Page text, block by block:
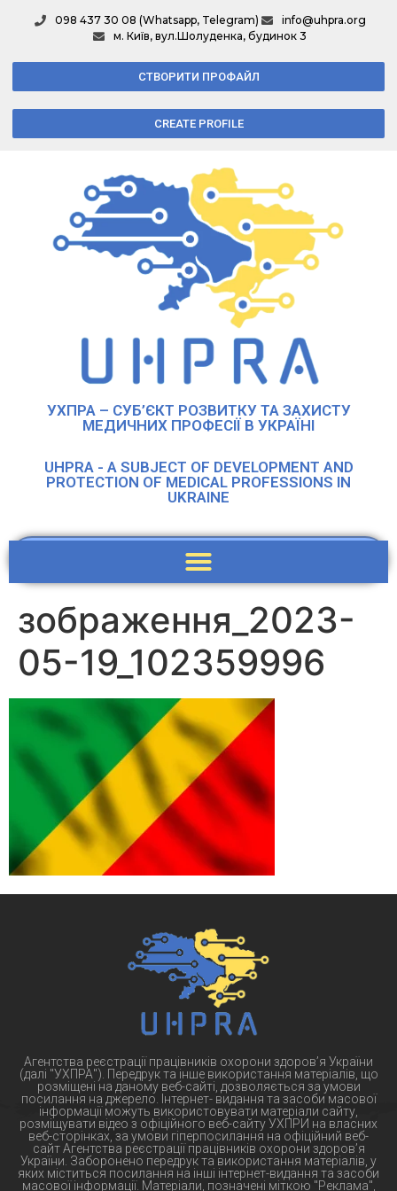
098 437 30 08 (Whatsapp, Telegram)
info@uhpra.org
м. Київ, вул.Шолуденка, будинок 3
СТВОРИТИ ПРОФАЙЛ
CREATE PROFILE
УХПРА – СУБ’ЄКТ РОЗВИТКУ ТА ЗАХИСТУ
МЕДИЧНИХ ПРОФЕСІЇ В УКРАЇНІ
UHPRA - A SUBJECT OF DEVELOPMENT AND
PROTECTION OF MEDICAL PROFESSIONS IN
UKRAINE
зображення_2023-
05-19_102359996
Агентства реєстрації працівників охорони здоров’я України
(далі "УХПРА"). Передрук та інше використання матеріалів, що
розміщені на даному веб-сайті, дозволяється за умови
посилання на джерело. Інтернет- видання та засоби масової
інформації можуть використовувати матеріали сайту,
розміщувати відео з офіційного веб-сайту УХПРИ на власних
веб-сторінках, за умови гіперпосилання на офіційний веб-
сайт Агентства реєстрації працівників охорони здоров’я
України. Заборонено передрук та використання матеріалів, у
яких міститься посилання на інші інтернет-видання та засоби
масової інформації. Матеріали, позначені міткою "Реклама",